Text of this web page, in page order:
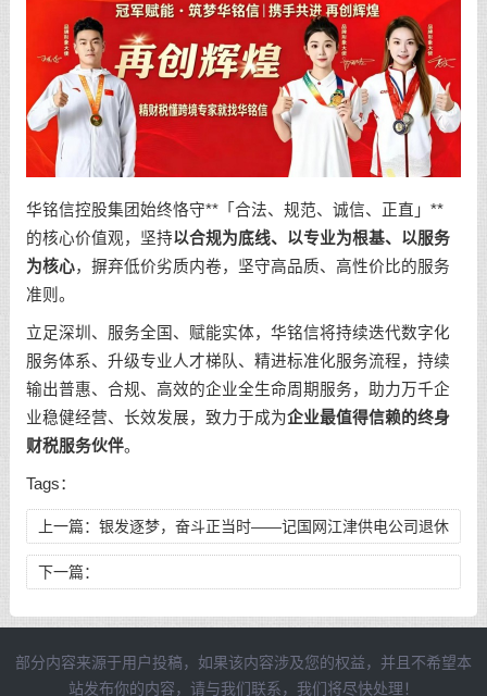
华铭信控股集团始终恪守**「合法、规范、诚信、正直」**
的核心价值观，坚持以合规为底线、以专业为根基、以服务
为核心，摒弃低价劣质内卷，坚守高品质、高性价比的服务
准则。
立足深圳、服务全国、赋能实体，华铭信将持续迭代数字化
服务体系、升级专业人才梯队、精进标准化服务流程，持续
输出普惠、合规、高效的企业全生命周期服务，助力万千企
业稳健经营、长效发展，致力于成为企业最值得信赖的终身
财税服务伙伴。
Tags：
上一篇： 银发逐梦，奋斗正当时——记国网江津供电公司退休
职工刘思平的多元人生
下一篇：
部分内容来源于用户投稿，如果该内容涉及您的权益，并且不希望本
站发布你的内容，请与我们联系，我们将尽快处理！